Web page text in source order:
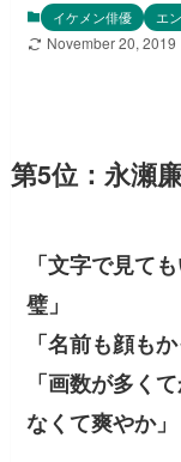
イケメン俳優 エ
November 20, 2019
第5位：永瀬
「文字で見て
璧」
「名前も顔も
「画数が多く
なくて爽やか」